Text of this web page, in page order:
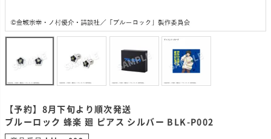
【予約】8月下旬より順次発送
ブルーロック 蜂楽 廻 ピアス シルバー BLK-P002